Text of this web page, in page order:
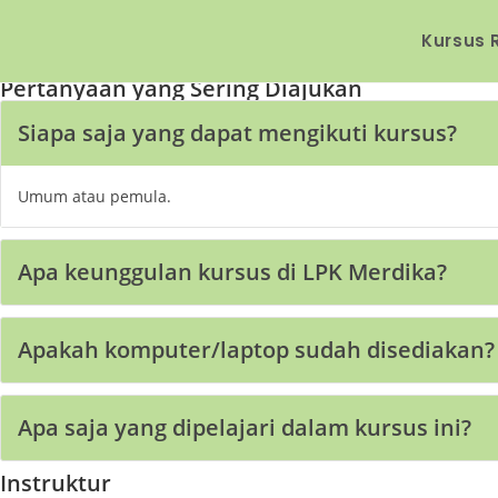
Kursus
Pertanyaan yang Sering Diajukan
Siapa saja yang dapat mengikuti kursus?
Umum atau pemula.
Apa keunggulan kursus di LPK Merdika?
Apakah komputer/laptop sudah disediakan?
Apa saja yang dipelajari dalam kursus ini?
Instruktur